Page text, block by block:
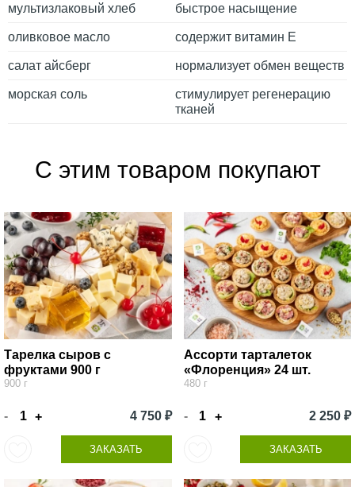
мультизлаковый хлеб быстрое насыщение
оливковое масло содержит витамин Е
салат айсберг нормализует обмен веществ
морская соль
стимулирует регенерацию
тканей
С этим товаром покупают
Тарелка сыров с
фруктами 900 г
900 г
- + 4 750 ₽
ЗАКАЗАТЬ
Ассорти тарталеток
«Флоренция» 24 шт.
480 г
- + 2 250 ₽
ЗАКАЗАТЬ